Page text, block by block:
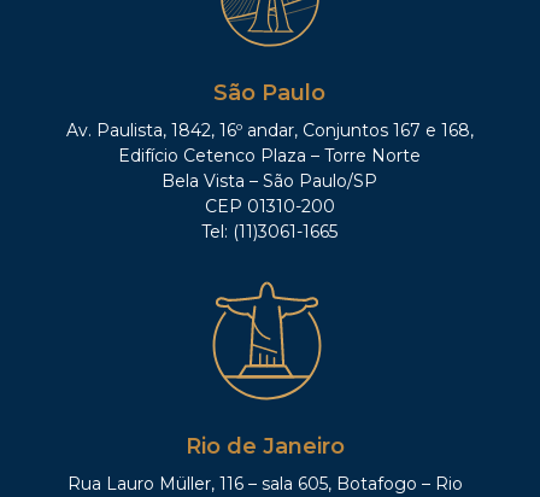
São Paulo
Av. Paulista, 1842, 16º andar, Conjuntos 167 e 168,
Edifício Cetenco Plaza – Torre Norte
Bela Vista – São Paulo/SP
CEP 01310-200
Tel: (11)3061-1665
Rio de Janeiro
Rua Lauro Müller, 116 – sala 605, Botafogo – Rio